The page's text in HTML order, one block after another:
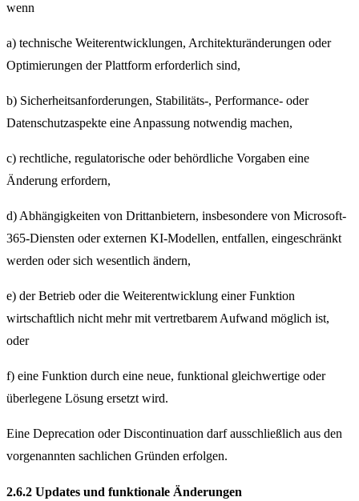
wenn
a) technische Weiterentwicklungen, Architekturänderungen oder
Optimierungen der Plattform erforderlich sind,
b) Sicherheitsanforderungen, Stabilitäts-, Performance- oder
Datenschutzaspekte eine Anpassung notwendig machen,
c) rechtliche, regulatorische oder behördliche Vorgaben eine
Änderung erfordern,
d) Abhängigkeiten von Drittanbietern, insbesondere von Microsoft-
365-Diensten oder externen KI-Modellen, entfallen, eingeschränkt
werden oder sich wesentlich ändern,
e) der Betrieb oder die Weiterentwicklung einer Funktion
wirtschaftlich nicht mehr mit vertretbarem Aufwand möglich ist,
oder
f) eine Funktion durch eine neue, funktional gleichwertige oder
überlegene Lösung ersetzt wird.
Eine Deprecation oder Discontinuation darf ausschließlich aus den
vorgenannten sachlichen Gründen erfolgen.
2.6.2 Updates und funktionale Änderungen